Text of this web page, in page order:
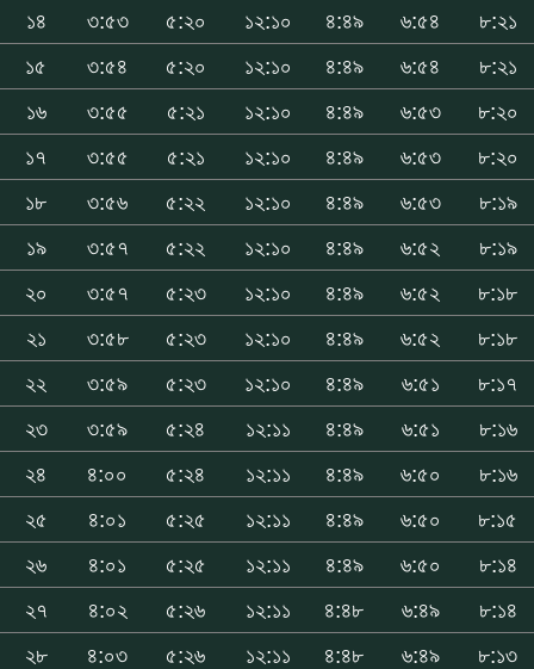
১৪
৩:৫৩ ৫:২০ ১২:১০ ৪:৪৯ ৬:৫৪
৮:২১
১৫
৩:৫৪ ৫:২০ ১২:১০ ৪:৪৯ ৬:৫৪
৮:২১
১৬
৩:৫৫ ৫:২১ ১২:১০ ৪:৪৯ ৬:৫৩
৮:২০
১৭
৩:৫৫ ৫:২১ ১২:১০ ৪:৪৯ ৬:৫৩
৮:২০
১৮
৩:৫৬ ৫:২২ ১২:১০ ৪:৪৯ ৬:৫৩
৮:১৯
১৯
৩:৫৭ ৫:২২ ১২:১০ ৪:৪৯ ৬:৫২
৮:১৯
২০
৩:৫৭ ৫:২৩ ১২:১০ ৪:৪৯ ৬:৫২
৮:১৮
২১
৩:৫৮ ৫:২৩ ১২:১০ ৪:৪৯ ৬:৫২
৮:১৮
২২
৩:৫৯ ৫:২৩ ১২:১০ ৪:৪৯ ৬:৫১
৮:১৭
২৩
৩:৫৯ ৫:২৪ ১২:১১ ৪:৪৯ ৬:৫১
৮:১৬
২৪
৪:০০ ৫:২৪ ১২:১১ ৪:৪৯ ৬:৫০
৮:১৬
২৫
৪:০১ ৫:২৫ ১২:১১ ৪:৪৯ ৬:৫০
৮:১৫
২৬
৪:০১ ৫:২৫ ১২:১১ ৪:৪৯ ৬:৫০
৮:১৪
২৭
৪:০২ ৫:২৬ ১২:১১ ৪:৪৮ ৬:৪৯
৮:১৪
২৮
৪:০৩ ৫:২৬ ১২:১১ ৪:৪৮ ৬:৪৯
৮:১৩